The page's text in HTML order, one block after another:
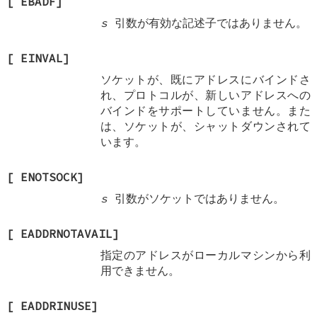
s引数が有効な記述子ではありません。
[ EINVAL]
ソケットが、既にアドレスにバインドさ
れ、プロトコルが、新しいアドレスへの
バインドをサポートしていません。また
は、ソケットが、シャットダウンされて
います。
[ ENOTSOCK]
s引数がソケットではありません。
[ EADDRNOTAVAIL]
指定のアドレスがローカルマシンから利
用できません。
[ EADDRINUSE]